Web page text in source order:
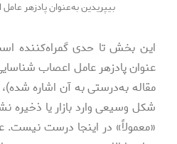
بیپریدین به‌عنوان پادزهر
عنوان پادزهر عامل اعصاب
مقاله به‌درستی به آن اشاره شده)،
شکل وسیعی وارد بازار یا ذخیره
«معمولاً» در اینجا درست نیست.